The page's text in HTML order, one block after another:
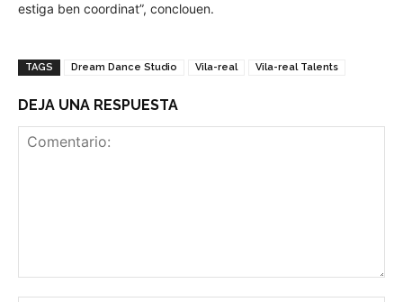
estiga ben coordinat”, conclouen.
TAGS Dream Dance Studio Vila-real Vila-real Talents
DEJA UNA RESPUESTA